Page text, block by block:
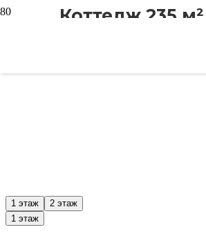
Коттедж 235
1 этаж
2 этаж
1 этаж